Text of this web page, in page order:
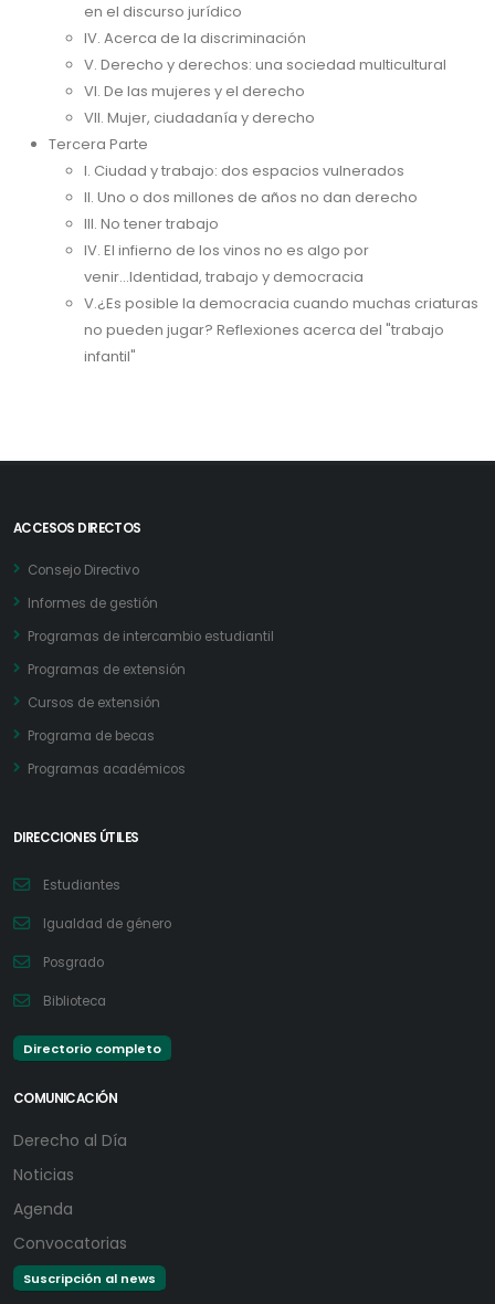
en el discurso jurídico
IV. Acerca de la discriminación
V. Derecho y derechos: una sociedad multicultural
VI. De las mujeres y el derecho
VII. Mujer, ciudadanía y derecho
Tercera Parte
I. Ciudad y trabajo: dos espacios vulnerados
II. Uno o dos millones de años no dan derecho
III. No tener trabajo
IV. El infierno de los vinos no es algo por
venir...Identidad, trabajo y democracia
V.¿Es posible la democracia cuando muchas criaturas
no pueden jugar? Reflexiones acerca del "trabajo
infantil"
ACCESOS DIRECTOS
Consejo Directivo
Informes de gestión
Programas de intercambio estudiantil
Programas de extensión
Cursos de extensión
Programa de becas
Programas académicos
DIRECCIONES ÚTILES
Estudiantes
Igualdad de género
Posgrado
Biblioteca
Directorio completo
COMUNICACIÓN
Derecho al Día
Noticias
Agenda
Convocatorias
Suscripción al news